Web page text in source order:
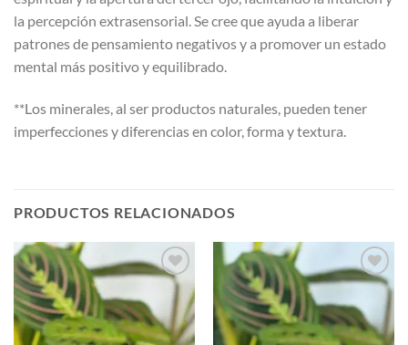
la percepción extrasensorial. Se cree que ayuda a liberar
patrones de pensamiento negativos y a promover un estado
mental más positivo y equilibrado.
**Los minerales, al ser productos naturales, pueden tener
imperfecciones y diferencias en color, forma y textura.
PRODUCTOS RELACIONADOS
Añadir
a la
lista de
deseos
Añadir
lista de
deseos